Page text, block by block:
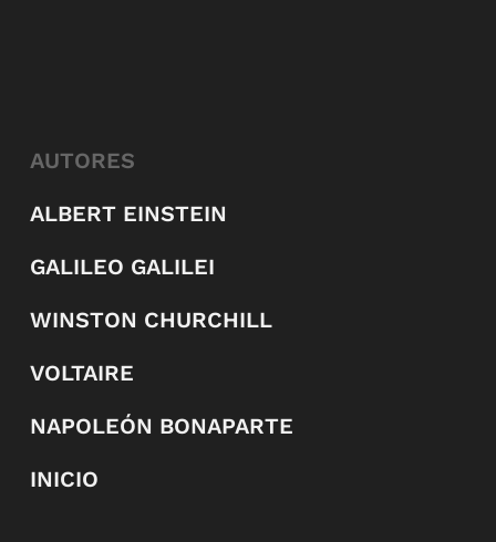
AUTORES
ALBERT EINSTEIN
GALILEO GALILEI
WINSTON CHURCHILL
VOLTAIRE
NAPOLEÓN BONAPARTE
INICIO